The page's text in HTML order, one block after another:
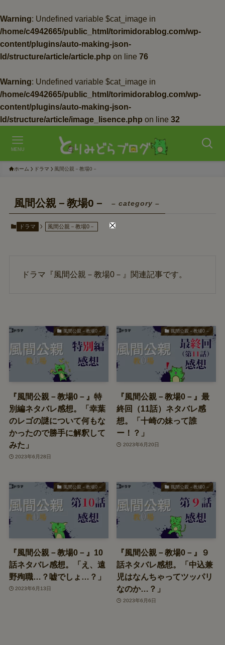
Warning: Undefined variable $cat_image in
/home/c4942665/public_html/torimidorablog.com/wp-
content/plugins/auto-making-json-
ld/structure/article/article.php on line 76
Warning: Undefined variable $cat_image in
/home/c4942665/public_html/torimidorablog.com/wp-
content/plugins/auto-making-json-
ld/structure/article/image_lisence.php on line 32
MENU
ホーム ドラマ 風間公親－教場0－
風間公親－教場0－ – category –
ドラマ 風間公親－教場0－
ドラマ『風間公親－教場0－』関連記事です。
風間公親－教場0－
『風間公親－教場0－』特
別編ネタバレ感想。「幸葉
のレゴの謎について何もな
かったので勝手に解釈して
みた」
2023年6月28日
風間公親－教場0－
『風間公親－教場0－』最
終回（11話）ネタバレ感
想。「十崎の妹って誰
ー！？」
2023年6月20日
風間公親－教場0－
『風間公親－教場0－』10
話ネタバレ感想。「え、遠
野殉職…？嘘でしょ…？」
2023年6月13日
風間公親－教場0－
『風間公親－教場0－』９
話ネタバレ感想。「中込兼
児はなんちゃってツッパリ
なのか…？」
2023年6月6日